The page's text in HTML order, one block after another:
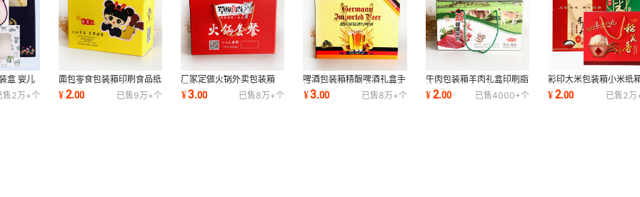
盒 婴儿
售2万+个
面包零食包装箱印刷食品纸
箱折叠瓦楞纸箱彩色快递箱
制作
¥2.00 已售9万+个
厂家定做火锅外卖包装箱
餐饮打包箱 彩色瓦楞纸箱
印刷定制
¥3.00 已售8万+个
啤酒包装箱精酿啤酒礼盒手
提瓦楞纸箱饮料彩印包装箱
¥3.00 已售8万+个
牛肉包装箱羊肉礼盒印刷脂
渣熟食包装盒 瓦楞彩色礼
盒
¥2.00 已售4000+个
彩印大米包装箱小米纸
粮礼盒瓦楞纸彩箱印刷
¥2.00 已售2万